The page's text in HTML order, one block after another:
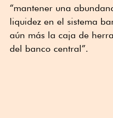
“mantener una
liquidez en el sistema
aún más la caja de
del banco central”.